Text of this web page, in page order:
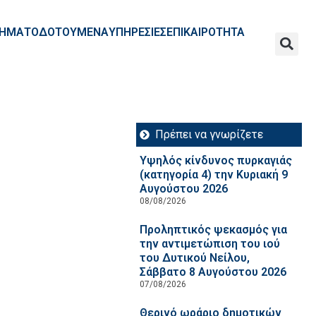
ΥΠΗΡΕΣΙΕΣΕΠΙΚΑΙΡΟΤΗΤΑ
Πρέπει να γνωρίζετε
Υψηλός κίνδυνος πυρκαγιάς
(κατηγορία 4) την Κυριακή 9
Αυγούστου 2026
08/08/2026
Προληπτικός ψεκασμός για
την αντιμετώπιση του ιού
του Δυτικού Νείλου,
Σάββατο 8 Αυγούστου 2026
07/08/2026
Θερινό ωράριο δημοτικών